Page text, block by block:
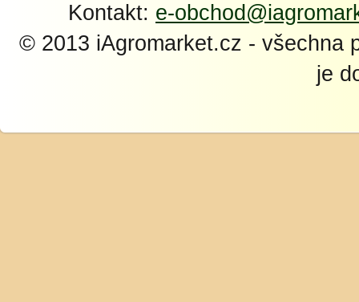
Kontakt: e-
© 2013 iAgromarket.cz - všechna
je